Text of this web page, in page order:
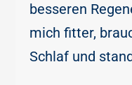
besseren
mich fitter,
Schlaf und